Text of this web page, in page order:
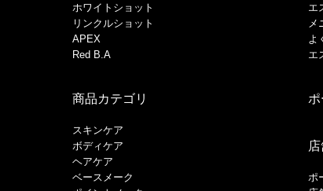
ホワイトショット
リンクルショット
APEX
Red B.A
商品カテゴリ
スキンケア
ボディケア
ヘアケア
​ベースメーク​
エ
メ
よ
エ
ポ